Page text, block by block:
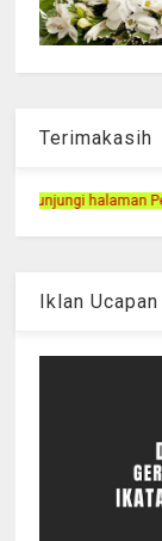
Terimakasih
Iklan Ucapan